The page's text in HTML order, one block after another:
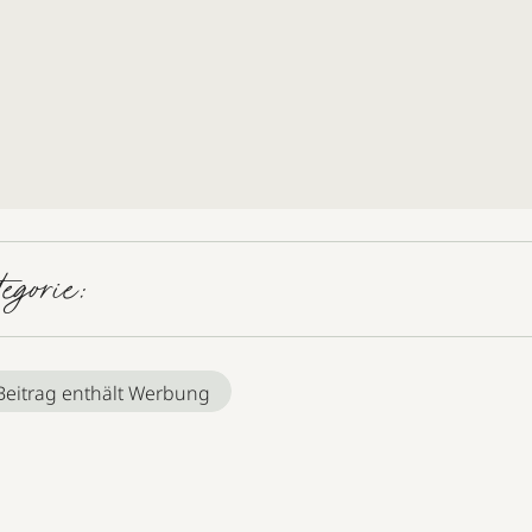
enthält Werbung